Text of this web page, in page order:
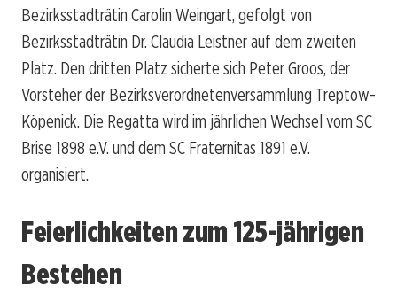
Bezirksstadträtin Carolin Weingart, gefolgt von
Bezirksstadträtin Dr. Claudia Leistner auf dem zweiten
Platz. Den dritten Platz sicherte sich Peter Groos, der
Vorsteher der Bezirksverordnetenversammlung Treptow-
Köpenick. Die Regatta wird im jährlichen Wechsel vom SC
Brise 1898 e.V. und dem SC Fraternitas 1891 e.V.
organisiert.
Feierlichkeiten zum 125-jährigen
Bestehen